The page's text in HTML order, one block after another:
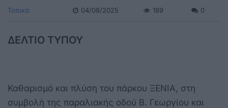
Τοπικά 04/08/2025 189 0
ΔΕΛΤΙΟ ΤΥΠΟΥ
Καθαρισμό και πλύση του πάρκου ΞΕΝΙΑ, στη
συμβολή της παραλιακής οδού Β. Γεωργίου και